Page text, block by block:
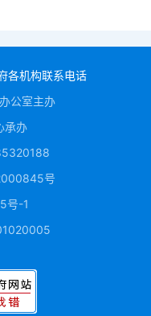
各机构联系电话
公室主办
承办
号
号-1